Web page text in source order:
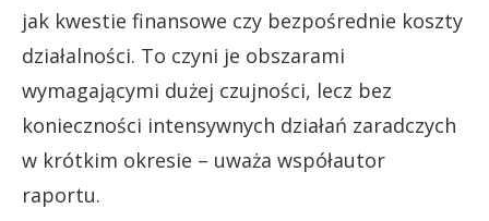
jak kwestie finansowe czy bezpośrednie koszty
działalności. To czyni je obszarami
wymagającymi dużej czujności, lecz bez
konieczności intensywnych działań zaradczych
w krótkim okresie – uważa współautor
raportu.